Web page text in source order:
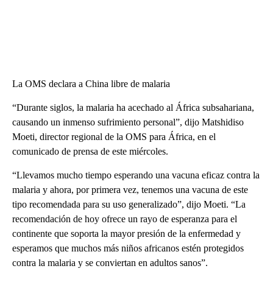
La OMS declara a China libre de malaria
“Durante siglos, la malaria ha acechado al África subsahariana,
causando un inmenso sufrimiento personal”, dijo Matshidiso
Moeti, director regional de la OMS para África, en el
comunicado de prensa de este miércoles.
“Llevamos mucho tiempo esperando una vacuna eficaz contra la
malaria y ahora, por primera vez, tenemos una vacuna de este
tipo recomendada para su uso generalizado”, dijo Moeti. “La
recomendación de hoy ofrece un rayo de esperanza para el
continente que soporta la mayor presión de la enfermedad y
esperamos que muchos más niños africanos estén protegidos
contra la malaria y se conviertan en adultos sanos”.